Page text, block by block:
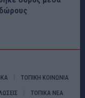
ΤΟΠΙΚΗ ΚΟΙΝΩΝΙΑ
ΤΟΠΙΚΑ ΝΕΑ